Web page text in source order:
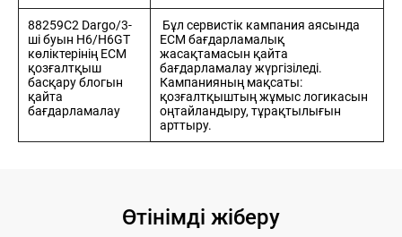
88259C2 Dargo/3-
ші буын H6/H6GT
көліктерінің ECM
қозғалтқыш
басқару блогын
қайта
бағдарламалау
Бұл сервистік кампания аясында
ECM бағдарламалық
жасақтамасын қайта
бағдарламалау жүргізіледі.
Кампанияның мақсаты:
қозғалтқыштың жұмыс логикасын
оңтайландыру, тұрақтылығын
арттыру.
Өтінімді жіберу